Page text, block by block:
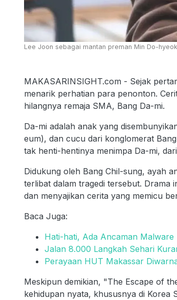
Lee Joon sebagai mantan preman Min Do-
MAKASARINSIGHT.com - Sejak
menarik perhatian para penonton.
hilangnya remaja SMA, Bang Da-mi.
Da-mi adalah anak yang
eum), dan cucu dari konglomerat
tak henti-hentinya menimpa Da-mi,
Didukung oleh Bang Chil-sung, ayah
terlibat dalam tragedi tersebut. Drama
dan menyajikan cerita yang memicu
Baca Juga:
Hati-hati, Ada Ancaman
Jalan 8.000 Langkah Sehari
Perayaan HUT Makassar
Meskipun demikian, "The Escape of
kehidupan nyata, khususnya di Korea